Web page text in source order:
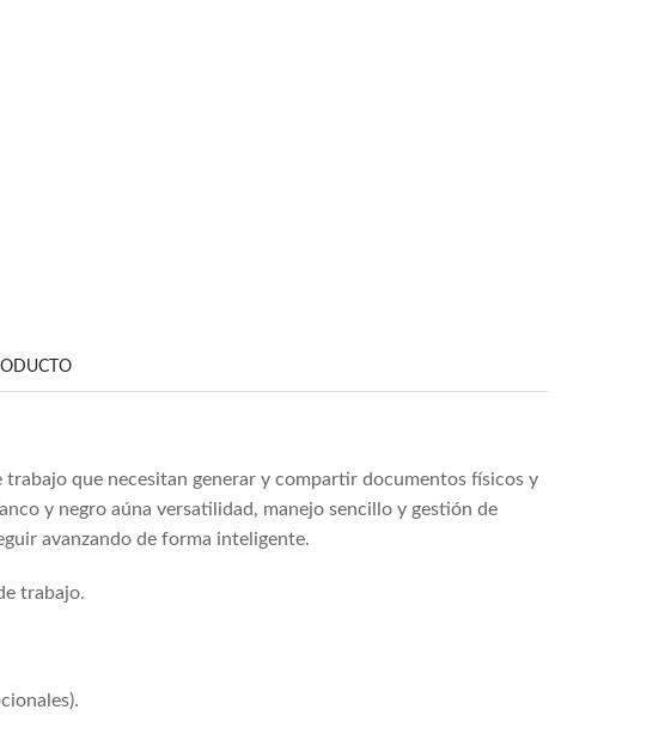
que necesitan generar y compartir documentos físicos y
y negro aúna versatilidad, manejo sencillo y gestión de
avanzando de forma inteligente.
trabajo.